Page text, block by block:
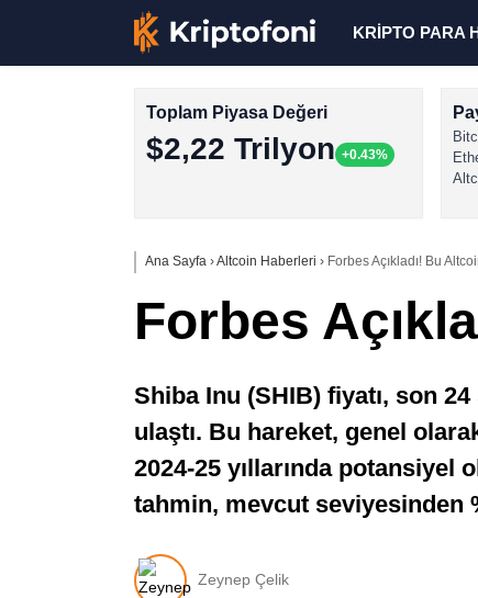
KRİPTO PARA
Toplam Piyasa Değeri
$2,22 Trilyon +0.43%
Ana Sayfa ›Altcoin Haberleri › Forbes Açıkladı! Bu
Forbes
Shiba Inu (SHIB) fiyatı, son
ulaştı. Bu hareket, genel
2024-25 yıllarında
tahmin, mevcut seviyesinden
Zeynep Çelik